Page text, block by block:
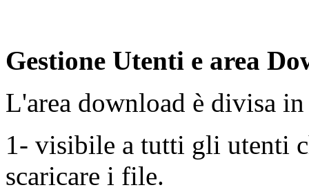
Gestione Utenti e area
L'area download è divisa
1- visibile a tutti gli utenti
scaricare i file.